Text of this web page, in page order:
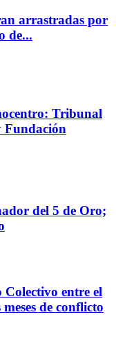
arrastradas por
de...
Tribunal
Fundación
del 5 de Oro;
entre el
de conflicto